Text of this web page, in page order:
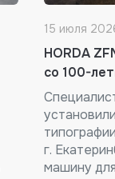
15 июля
HORDA
со 100-
г.
машину